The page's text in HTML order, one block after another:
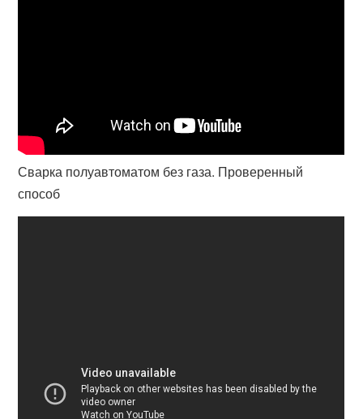
Сварка полуавтоматом без газа. Проверенный
способ